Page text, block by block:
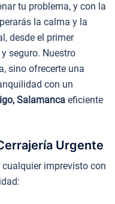
tu problema, y con la
la calma y la
desde el primer
seguro. Nuestro
sino ofrecerte una
con un
Salamanca eficiente
Urgente
imprevisto con